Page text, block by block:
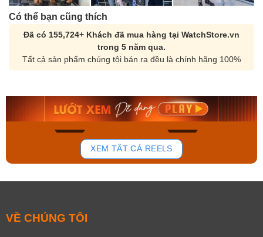
Có thể bạn cũng thích
Đã có 155,724+ Khách đã mua hàng tại WatchStore.vn
trong 5 năm qua.
Tất cả sản phẩm chúng tôi bán ra đều là chính hãng 100%
154
Orient Nam RA-
Mua ngay
Casio Nam MTS-
Mua ngay
XEM TẤT CẢ REELS
VỀ CHÚNG TÔI